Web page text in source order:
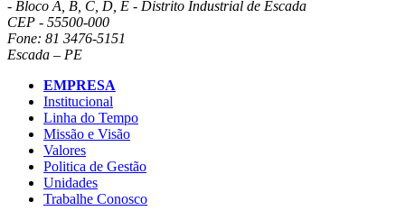
- Bloco A, B, C, D, E - Distrito Industrial de Escada
CEP - 55500-000
Fone: 81 3476-5151
Escada – PE
EMPRESA
Institucional
Linha do Tempo
Missão e Visão
Valores
Politica de Gestão
Unidades
Trabalhe Conosco